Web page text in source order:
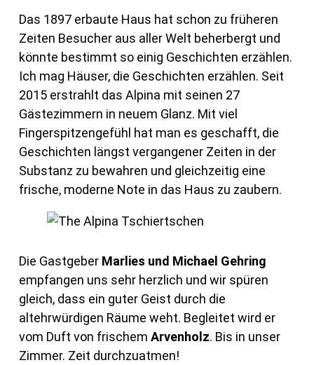
Das 1897 erbaute Haus hat schon zu früheren
Zeiten Besucher aus aller Welt beherbergt und
könnte bestimmt so einig Geschichten erzählen.
Ich mag Häuser, die Geschichten erzählen. Seit
2015 erstrahlt das Alpina mit seinen 27
Gästezimmern in neuem Glanz. Mit viel
Fingerspitzengefühl hat man es geschafft, die
Geschichten längst vergangener Zeiten in der
Substanz zu bewahren und gleichzeitig eine
frische, moderne Note in das Haus zu zaubern.
Die Gastgeber Marlies und Michael Gehring
empfangen uns sehr herzlich und wir spüren
gleich, dass ein guter Geist durch die
altehrwürdigen Räume weht. Begleitet wird er
vom Duft von frischem Arvenholz. Bis in unser
Zimmer. Zeit durchzuatmen!